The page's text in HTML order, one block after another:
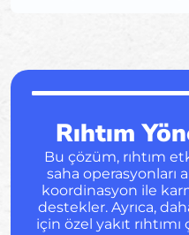
Rıhtım
Bu çözüm, rıhtım
saha operasyonları
koordinasyon ile
destekler. Ayrıca,
için özel yakıt